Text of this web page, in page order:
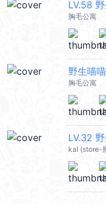
LV.58
胸毛公寓
野生喵
胸毛公寓
LV.32
kal (store-